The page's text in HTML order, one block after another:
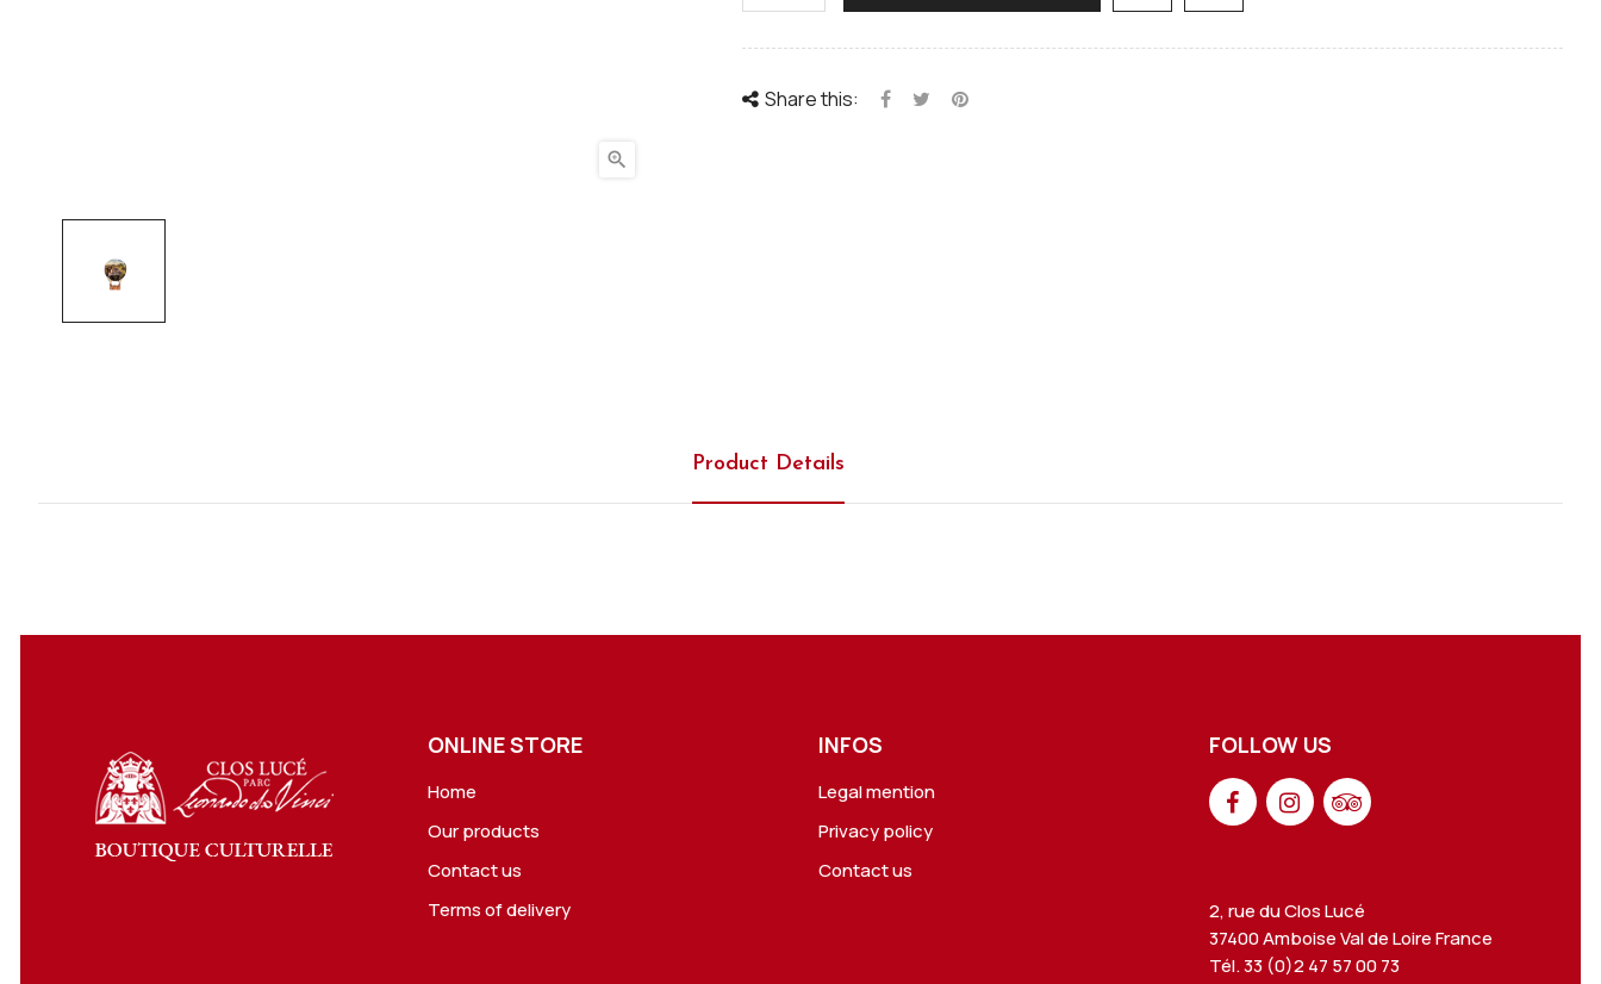

Share this:
Product Details
ONLINE STORE
Home
Our products
Contact us
Terms of delivery
INFOS
Legal mention
Privacy policy
Contact us
FOLLOW US
2, rue du Clos Lucé
37400 Amboise Val de Loire France
Tél. 33 (0)2 47 57 00 73